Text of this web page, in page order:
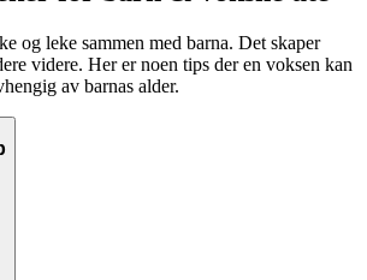
og leke sammen med barna. Det skaper
videre. Her er noen tips der en voksen kan
av barnas alder.